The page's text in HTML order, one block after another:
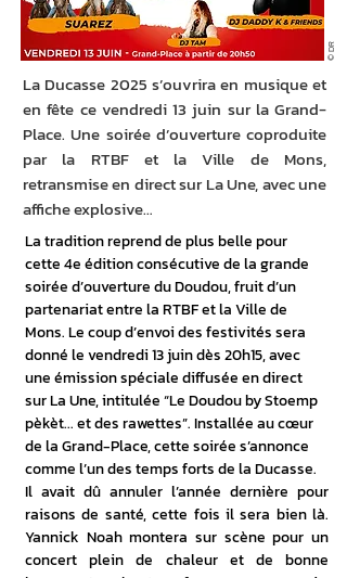
© DR
La tradition reprend de plus belle pour
cette 4e édition consécutive de la grande
soirée d’ouverture du Doudou, fruit d’un
partenariat entre la RTBF et la Ville de
Mons. Le coup d’envoi des festivités sera
donné le vendredi 13 juin dès 20h15, avec
une émission spéciale diffusée en direct
sur La Une, intitulée “Le Doudou by Stoemp
pèkèt... et des rawettes”. Installée au cœur
de la Grand-Place, cette soirée s’annonce
comme l’un des temps forts de la Ducasse.
Il avait dû annuler l’année dernière pour
raisons de santé, cette fois il sera bien là.
Yannick Noah montera sur scène pour un
concert plein de chaleur et de bonne
La Ducasse 2025 s’ouvrira en musique et
en fête ce vendredi 13 juin sur la Grand-
Place. Une soirée d’ouverture coproduite
par la RTBF et la Ville de Mons,
retransmise en direct sur La Une, avec une
affiche explosive…